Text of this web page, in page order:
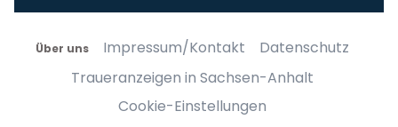
Über uns Impressum/Kontakt
Datenschutz
Traueranzeigen in Sachsen-Anhalt
Cookie-Einstellungen